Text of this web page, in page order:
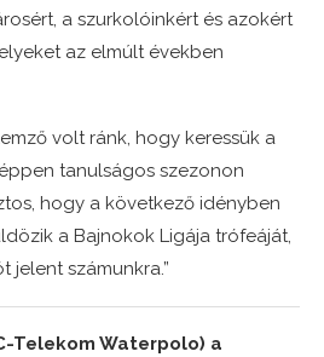
a szurkolóinkért és azokért
az elmúlt években
volt ránk, hogy keressük a
tanulságos szezonon
hogy a következő idényben
a Bajnokok Ligája trófeáját,
jelent számunkra.”
Telekom Waterpolo) a